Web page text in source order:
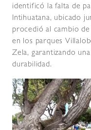
identificó la falta de
Intihuatana, ubicado
procedió al cambio
en los parques
Zela, garantizando
durabilidad.